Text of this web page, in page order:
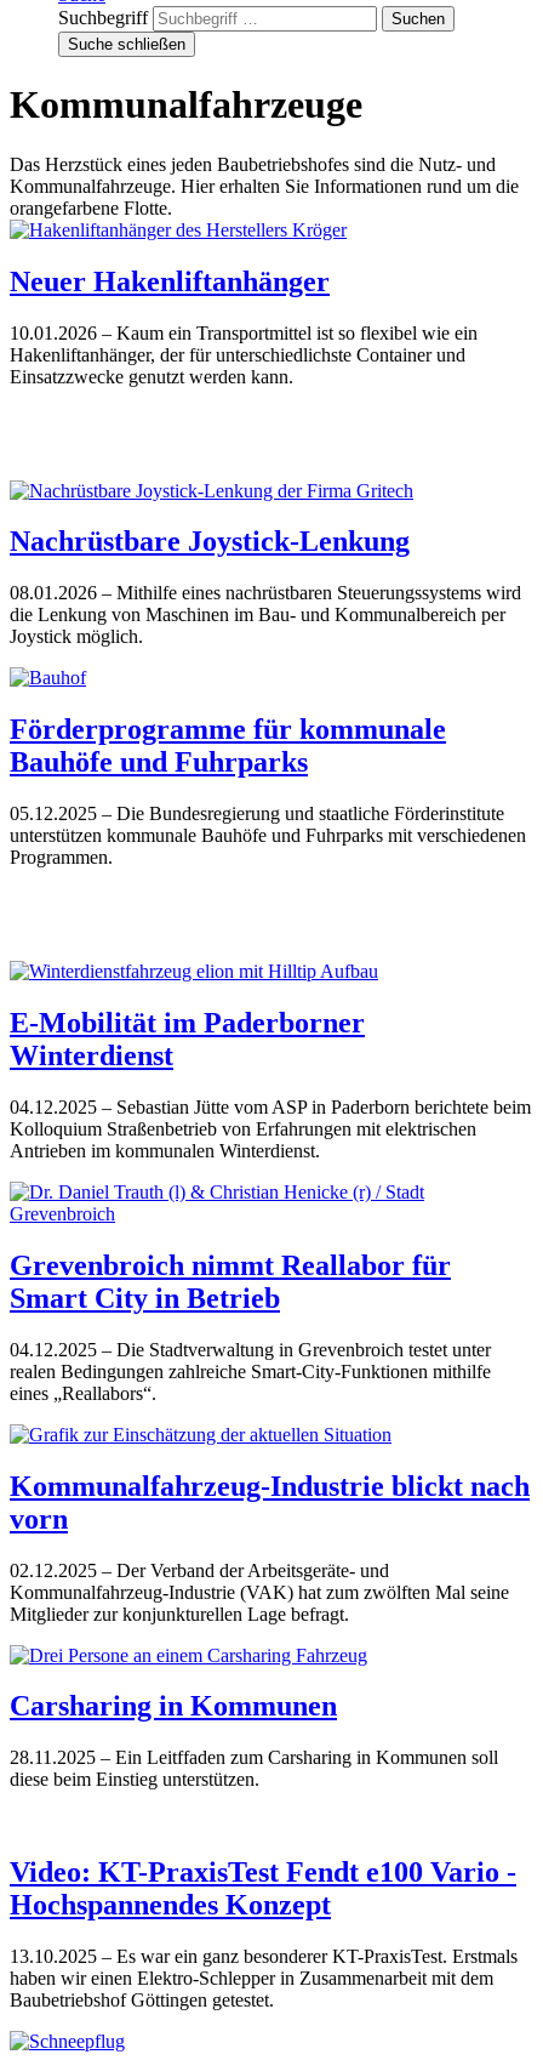
Suchbegriff
Suche schließen
Kommunalfahrzeuge
Das Herzstück eines jeden Baubetriebshofes sind die Nutz- und
Kommunalfahrzeuge. Hier erhalten Sie Informationen rund um die
orangefarbene Flotte.
Neuer Hakenliftanhänger
10.01.2026 – Kaum ein Transportmittel ist so flexibel wie ein
Hakenliftanhänger, der für unterschiedlichste Container und
Einsatzzwecke genutzt werden kann.
Nachrüstbare Joystick-Lenkung
08.01.2026 – Mithilfe eines nachrüstbaren Steuerungssystems wird
die Lenkung von Maschinen im Bau- und Kommunalbereich per
Joystick möglich.
Förderprogramme für kommunale
Bauhöfe und Fuhrparks
05.12.2025 – Die Bundesregierung und staatliche Förderinstitute
unterstützen kommunale Bauhöfe und Fuhrparks mit verschiedenen
Programmen.
E-Mobilität im Paderborner
Winterdienst
04.12.2025 – Sebastian Jütte vom ASP in Paderborn berichtete beim
Kolloquium Straßenbetrieb von Erfahrungen mit elektrischen
Antrieben im kommunalen Winterdienst.
Grevenbroich nimmt Reallabor für
Smart City in Betrieb
04.12.2025 – Die Stadtverwaltung in Grevenbroich testet unter
realen Bedingungen zahlreiche Smart-City-Funktionen mithilfe
eines „Reallabors“.
Kommunalfahrzeug-Industrie blickt nach
vorn
02.12.2025 – Der Verband der Arbeitsgeräte- und
Kommunalfahrzeug-Industrie (VAK) hat zum zwölften Mal seine
Mitglieder zur konjunkturellen Lage befragt.
Carsharing in Kommunen
28.11.2025 – Ein Leitffaden zum Carsharing in Kommunen soll
diese beim Einstieg unterstützen.
Video: KT-PraxisTest Fendt e100 Vario -
Hochspannendes Konzept
13.10.2025 – Es war ein ganz besonderer KT-PraxisTest. Erstmals
haben wir einen Elektro-Schlepper in Zusammenarbeit mit dem
Baubetriebshof Göttingen getestet.